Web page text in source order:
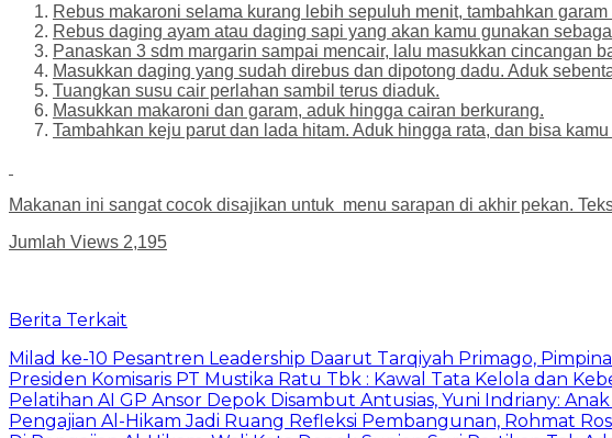
Rebus makaroni selama kurang lebih sepuluh menit, tambahkan
Rebus daging ayam atau daging sapi yang akan kamu gunakan
Panaskan 3 sdm margarin sampai mencair, lalu masukkan cincangan
Masukkan daging yang sudah direbus dan dipotong dadu. Aduk
Tuangkan susu cair perlahan sambil terus diaduk.
Masukkan makaroni dan garam, aduk hingga cairan berkurang.
Tambahkan keju parut dan lada hitam. Aduk hingga rata, dan bisa
Makanan ini sangat cocok disajikan untuk menu sarapan di akhir pekan.
Jumlah Views 2,195
Berita Terkait
Milad ke-10 Pesantren Leadership Daarut Tarqiyah Primago,
Presiden Komisaris PT Mustika Ratu Tbk : Kawal Tata Kelola dan
Pelatihan AI GP Ansor Depok Disambut Antusias, Yuni Indriany:
Pengajian Al-Hikam Jadi Ruang Refleksi Pembangunan, Rohmat